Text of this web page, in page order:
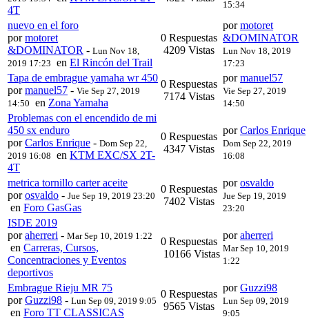
4T
15:34
nuevo en el foro
pormotoret
&DOMINATOR - Lun Nov 18,
2019 17:23 en El Rincón del Trail
0 Respuestas
4209 Vistas
pormotoret
&DOMINATOR
Lun Nov 18, 2019
17:23
Tapa de embrague yamaha wr 450
pormanuel57 - Vie Sep 27, 2019
14:50 en Zona Yamaha
0 Respuestas
7174 Vistas
pormanuel57
Vie Sep 27, 2019
14:50
Problemas con el encendido de mi
450 sx enduro
porCarlos Enrique - Dom Sep 22,
2019 16:08 en KTM EXC/SX 2T-
4T
0 Respuestas
4347 Vistas
porCarlos Enrique
Dom Sep 22, 2019
16:08
metrica tornillo carter aceite
porosvaldo - Jue Sep 19, 2019 23:20
en Foro GasGas
0 Respuestas
7402 Vistas
porosvaldo
Jue Sep 19, 2019
23:20
ISDE 2019
poraherreri - Mar Sep 10, 2019 1:22
en Carreras, Cursos,
Concentraciones y Eventos
deportivos
0 Respuestas
10166 Vistas
poraherreri
Mar Sep 10, 2019
1:22
Embrague Rieju MR 75
porGuzzi98 - Lun Sep 09, 2019 9:05
en Foro TT CLASSICAS
0 Respuestas
9565 Vistas
porGuzzi98
Lun Sep 09, 2019
9:05